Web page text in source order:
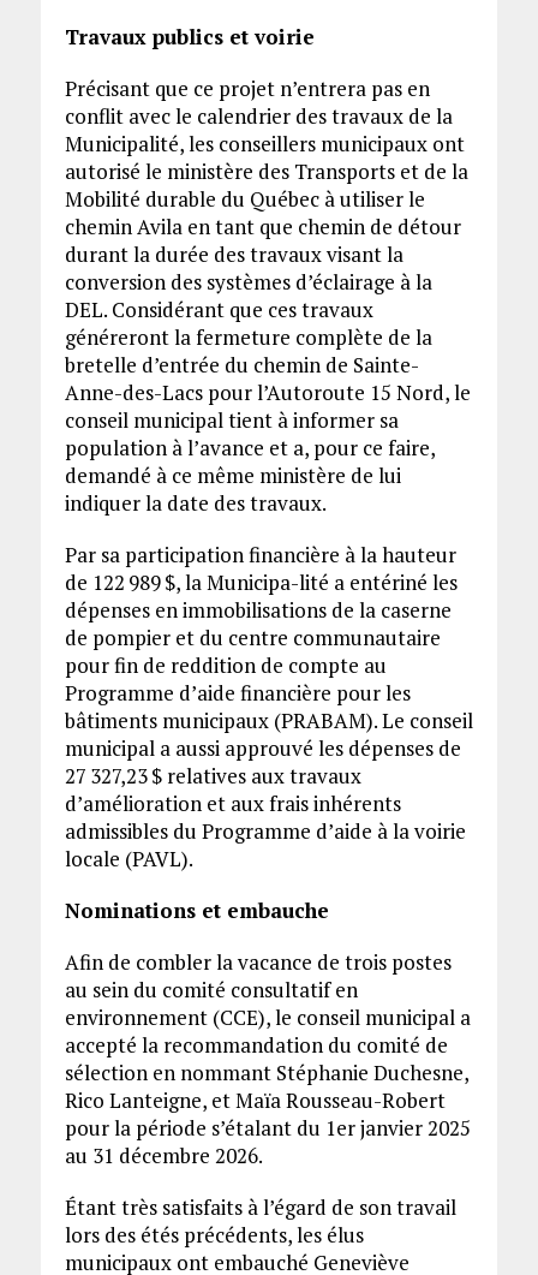
Travaux publics et voirie
Précisant que ce projet n’entrera pas en
conflit avec le calendrier des travaux de la
Municipalité, les conseillers municipaux ont
autorisé le ministère des Transports et de la
Mobilité durable du Québec à utiliser le
chemin Avila en tant que chemin de détour
durant la durée des travaux visant la
conversion des systèmes d’éclairage à la
DEL. Considérant que ces travaux
généreront la fermeture complète de la
bretelle d’entrée du chemin de Sainte-
Anne-des-Lacs pour l’Autoroute 15 Nord, le
conseil municipal tient à informer sa
population à l’avance et a, pour ce faire,
demandé à ce même ministère de lui
indiquer la date des travaux.
Par sa participation financière à la hauteur
de 122 989 $, la Municipa-lité a entériné les
dépenses en immobilisations de la caserne
de pompier et du centre communautaire
pour fin de reddition de compte au
Programme d’aide financière pour les
bâtiments municipaux (PRABAM). Le conseil
municipal a aussi approuvé les dépenses de
27 327,23 $ relatives aux travaux
d’amélioration et aux frais inhérents
admissibles du Programme d’aide à la voirie
locale (PAVL).
Nominations et embauche
Afin de combler la vacance de trois postes
au sein du comité consultatif en
environnement (CCE), le conseil municipal a
accepté la recommandation du comité de
sélection en nommant Stéphanie Duchesne,
Rico Lanteigne, et Maïa Rousseau-Robert
pour la période s’étalant du 1er janvier 2025
au 31 décembre 2026.
Étant très satisfaits à l’égard de son travail
lors des étés précédents, les élus
municipaux ont embauché Geneviève